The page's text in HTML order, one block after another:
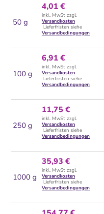
50 g
4,01 €
inkl. MwSt zzgl.
Versandkosten
Lieferfristen siehe
Versandbedingungen
100 g
6,91 €
inkl. MwSt zzgl.
Versandkosten
Lieferfristen siehe
Versandbedingungen
250 g
11,75 €
inkl. MwSt zzgl.
Versandkosten
Lieferfristen siehe
Versandbedingungen
1000 g
35,93 €
inkl. MwSt zzgl.
Versandkosten
Lieferfristen siehe
Versandbedingungen